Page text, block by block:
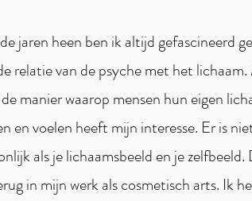
jaren heen ben ik altijd gefascineerd
relatie van de psyche met het
manier waarop mensen hun eigen
en voelen heeft mijn interesse. Er is
als je lichaamsbeeld en je zelfbeeld.
in mijn werk als cosmetisch arts. Ik